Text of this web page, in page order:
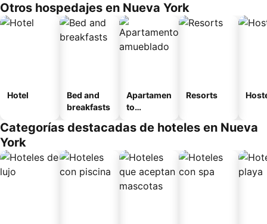
Otros hospedajes en Nueva York
Hotel
Bed and
breakfasts
Apartamen
to
o
Resorts
Categorías destacadas de hoteles en Nueva
York